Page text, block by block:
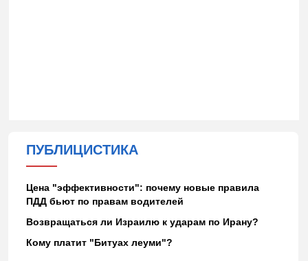
ПУБЛИЦИСТИКА
Цена "эффективности": почему новые правила
ПДД бьют по правам водителей
Возвращаться ли Израилю к ударам по Ирану?
Кому платит "Битуах леуми"?